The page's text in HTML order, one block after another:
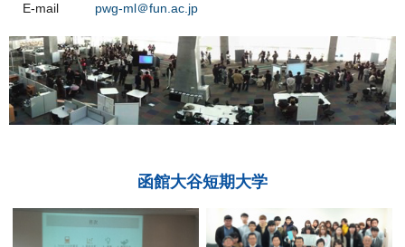
E-mail
pwg-ml＠fun.ac.jp
函館大谷短期大学